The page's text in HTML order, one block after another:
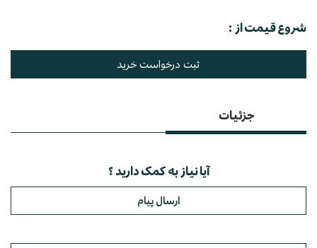
شروع قیمت از :
ثبت درخواست خرید
جزئیات
آیا نیاز به کمک دارید ؟
ارسال پیام